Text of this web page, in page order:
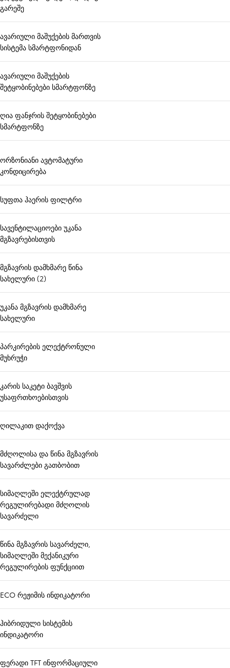
გარეშე
ავარიული მაშუქების მართვის
სისტემა სმარტფონიდან
ავარიული მაშუქების
შეტყობინებები სმარტფონზე
ღია ფანჯრის შეტყობინებები
სმარტფონზე
ორზონიანი ავტომატური
კონდიცირება
სუფთა ჰაერის ფილტრი
სავენტილაციოები უკანა
მგზავრებისთვის
მგზავრის დამხმარე წინა
სახელური (2)
უკანა მგზავრის დამხმარე
სახელური
პარკირების ელექტრონული
მუხრუჭი
კარის საკეტი ბავშვის
უსაფრთხოებისთვის
ღილაკით დაქოქვა
მძღოლისა და წინა მგზავრის
სავარძლები გათბობით
სიმაღლეში ელექტრულად
რეგულირებადი მძღოლის
სავარძელი
წინა მგზავრის სავარძელი,
სიმაღლეში მექანიკური
რეგულირების ფუნქციით
ECO რეჟიმის ინდიკატორი
ჰიბრიდული სისტემის
ინდიკატორი
ფერადი TFT ინფორმაციული